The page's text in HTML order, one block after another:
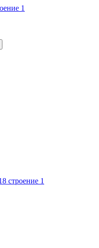
1
строение 1